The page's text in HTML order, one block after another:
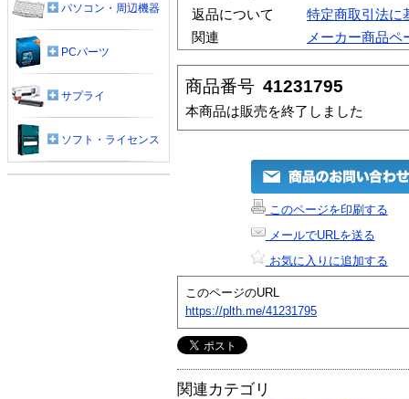
返品について
特定商取引法に
関連
メーカー商品ペ
商品番号 41231795
本商品は販売を終了しました
このページを印刷する
メールでURLを送る
お気に入りに追加する
このページのURL
https://plth.me/41231795
関連カテゴリ
パソコン・周辺機器
PCパーツ
サプライ
ソフト・ライセンス